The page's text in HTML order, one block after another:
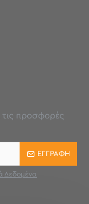
τις προσφορές
ΕΓΓΡΑΦΉ
Δεδομένα